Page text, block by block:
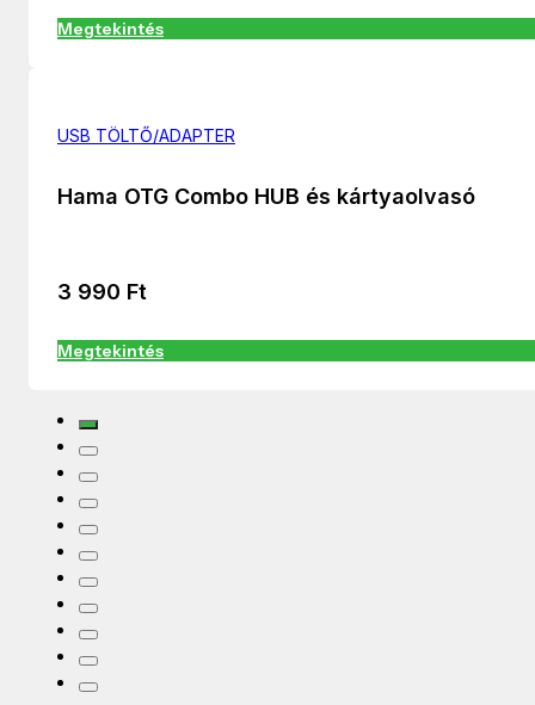
Megtekintés
USB TÖLTŐ/ADAPTER
Hama OTG Combo HUB és kártyaolvasó
3 990 Ft
Megtekintés